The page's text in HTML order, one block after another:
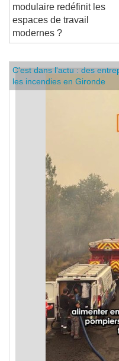
modulaire redéfinit les
espaces de travail
modernes ?
C'est dans l'actu : des
les incendies en Gironde